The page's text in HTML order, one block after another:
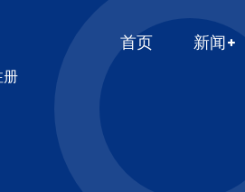
册
首页 新闻